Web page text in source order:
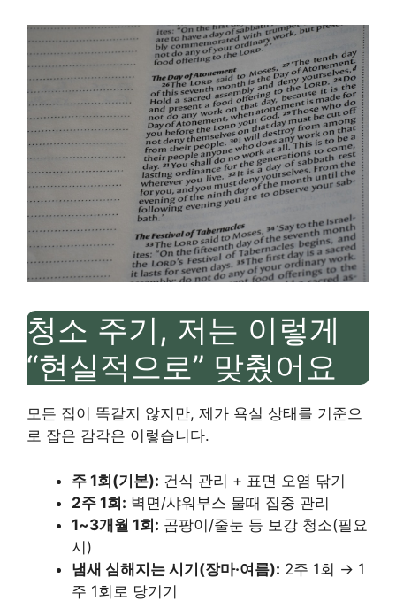
청소 주기, 저는 이렇게
“현실적으로” 맞췄어요
모든 집이 똑같지 않지만, 제가 욕실 상태를 기준으
로 잡은 감각은 이렇습니다.
주 1회(기본): 건식 관리 + 표면 오염 닦기
2주 1회: 벽면/샤워부스 물때 집중 관리
1~3개월 1회: 곰팡이/줄눈 등 보강 청소(필요
시)
냄새 심해지는 시기(장마·여름): 2주 1회 → 1
주 1회로 당기기